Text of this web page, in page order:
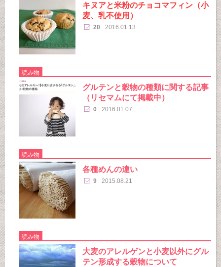
キヌアと米粉のチョコマフィン（小
麦、乳不使用）
20 2016.01.13
読み物
グルテンと穀物の種類に関する記事
（リセマムにて掲載中）
0 2016.01.07
読み物
各種めんの違い
9 2015.08.21
読み物
大麦のアレルゲンと小麦以外にグル
テン形成する穀物について